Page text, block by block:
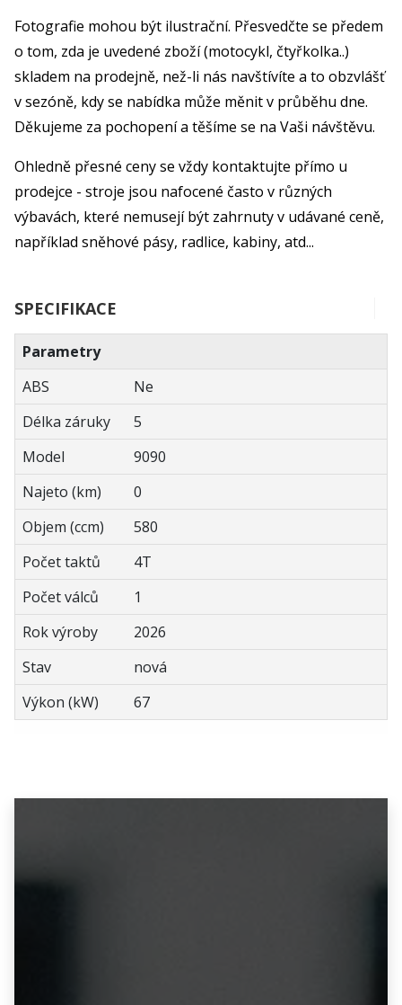
Fotografie mohou být ilustrační. Přesvedčte se předem
o tom, zda je uvedené zboží (motocykl, čtyřkolka..)
skladem na prodejně, než-li nás navštívíte a to obzvlášť
v sezóně, kdy se nabídka může měnit v průběhu dne.
Děkujeme za pochopení a těšíme se na Vaši návštěvu.
Ohledně přesné ceny se vždy kontaktujte přímo u
prodejce - stroje jsou nafocené často v různých
výbavách, které nemusejí být zahrnuty v udávané ceně,
například sněhové pásy, radlice, kabiny, atd...
SPECIFIKACE
Parametry
ABS
Ne
Délka záruky
5
Model
9090
Najeto (km)
0
Objem (ccm)
580
Počet taktů
4T
Počet válců
1
Rok výroby
2026
Stav
nová
Výkon (kW)
67